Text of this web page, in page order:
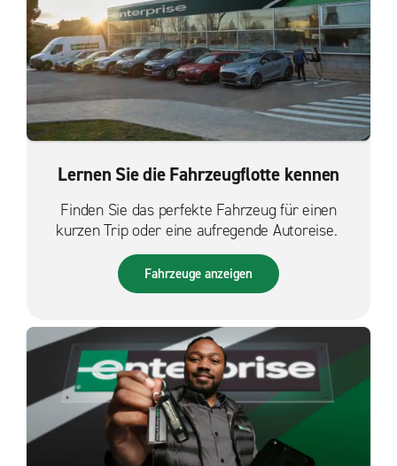
Lernen Sie die Fahrzeugflotte kennen
Finden Sie das perfekte Fahrzeug für einen
kurzen Trip oder eine aufregende Autoreise.
Fahrzeuge anzeigen